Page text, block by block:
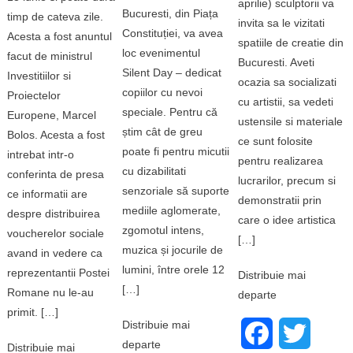
timp de cateva zile.
Acesta a fost anuntul
facut de ministrul
Investitiilor si
Proiectelor
Europene, Marcel
Bolos. Acesta a fost
intrebat intr-o
conferinta de presa
ce informatii are
despre distribuirea
voucherelor sociale
avand in vedere ca
reprezentantii Postei
Romane nu le-au
primit. […]
Distribuie mai
Bucuresti, din Piața
Constituției, va avea
loc evenimentul
Silent Day – dedicat
copiilor cu nevoi
speciale. Pentru că
știm cât de greu
poate fi pentru micutii
cu dizabilitati
senzoriale să suporte
mediile aglomerate,
zgomotul intens,
muzica și jocurile de
lumini, între orele 12
[…]
Distribuie mai
departe
aprilie) sculptorii va
invita sa le vizitati
spatiile de creatie din
Bucuresti. Aveti
ocazia sa socializati
cu artistii, sa vedeti
ustensile si materiale
ce sunt folosite
pentru realizarea
lucrarilor, precum si
demonstratii prin
care o idee artistica
[…]
Distribuie mai
departe
Facebook